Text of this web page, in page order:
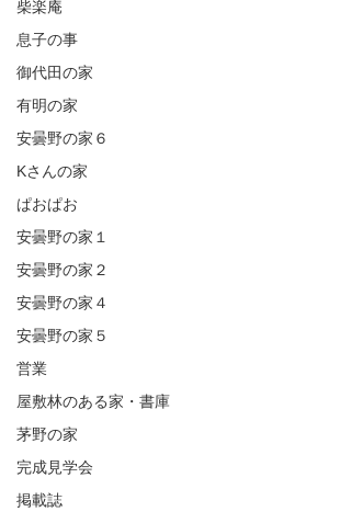
柴楽庵
息子の事
御代田の家
有明の家
安曇野の家６
Kさんの家
ぱおぱお
安曇野の家１
安曇野の家２
安曇野の家４
安曇野の家５
営業
屋敷林のある家・書庫
茅野の家
完成見学会
掲載誌